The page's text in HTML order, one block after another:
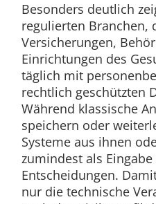
Besonders deutlich
regulierten Branchen,
Versicherungen,
Einrichtungen des
täglich mit
rechtlich geschützten
Während klassische
speichern oder
Systeme aus ihnen
zumindest als
Entscheidungen.
nur die technische